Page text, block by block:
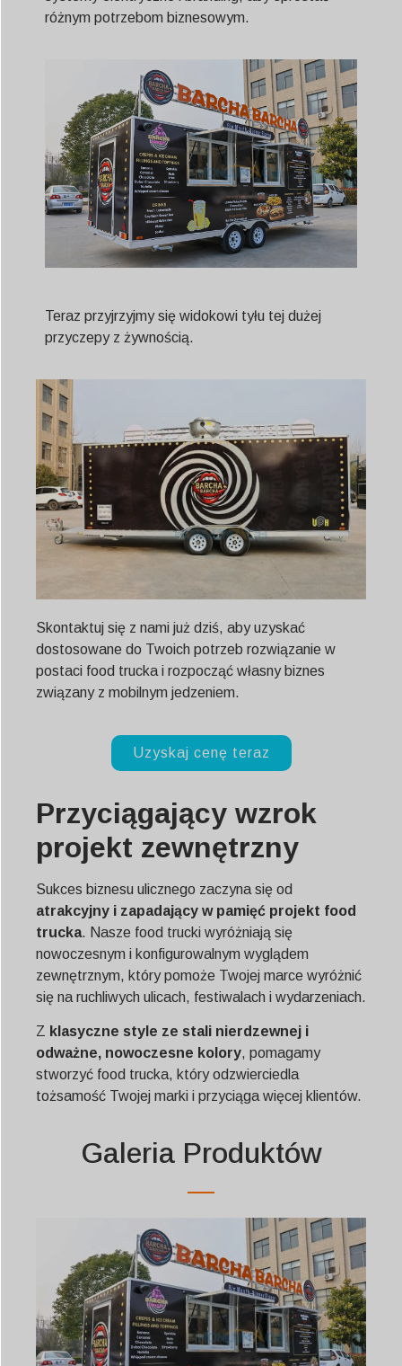
różnym potrzebom biznesowym.
Teraz przyjrzyjmy się widokowi tyłu tej dużej
przyczepy z żywnością.
Skontaktuj się z nami już dziś, aby uzyskać
dostosowane do Twoich potrzeb rozwiązanie w
postaci food trucka i rozpocząć własny biznes
związany z mobilnym jedzeniem.
Uzyskaj cenę teraz
Przyciągający wzrok
projekt zewnętrzny
Sukces biznesu ulicznego zaczyna się od
atrakcyjny i zapadający w pamięć projekt food
trucka. Nasze food trucki wyróżniają się
nowoczesnym i konfigurowalnym wyglądem
zewnętrznym, który pomoże Twojej marce wyróżnić
się na ruchliwych ulicach, festiwalach i wydarzeniach.
Z klasyczne style ze stali nierdzewnej i
odważne, nowoczesne kolory, pomagamy
stworzyć food trucka, który odzwierciedla
tożsamość Twojej marki i przyciąga więcej klientów.
Galeria Produktów